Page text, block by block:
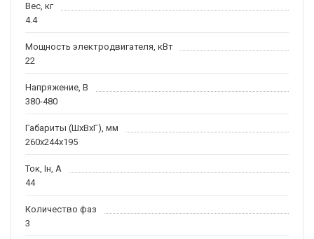
Вес, кг
4.4
Мощность электродвигателя, кВт
22
Напряжение, В
380-480
Габариты (ШхВхГ), мм
260х244х195
Ток, Iн, А
44
Количество фаз
3